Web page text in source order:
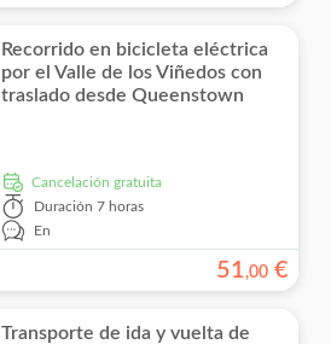
Recorrido en bicicleta eléctrica
por el Valle de los Viñedos con
traslado desde Queenstown
cancelación gratuita
Duración 7 horas
En
51,00 €
Transporte de ida y vuelta de